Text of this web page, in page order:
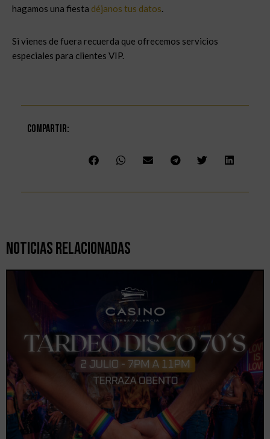
hagamos una fiesta déjanos tus datos.
Si vienes de fuera recuerda que ofrecemos servicios
especiales para clientes VIP.
Compartir:
Noticias Relacionadas